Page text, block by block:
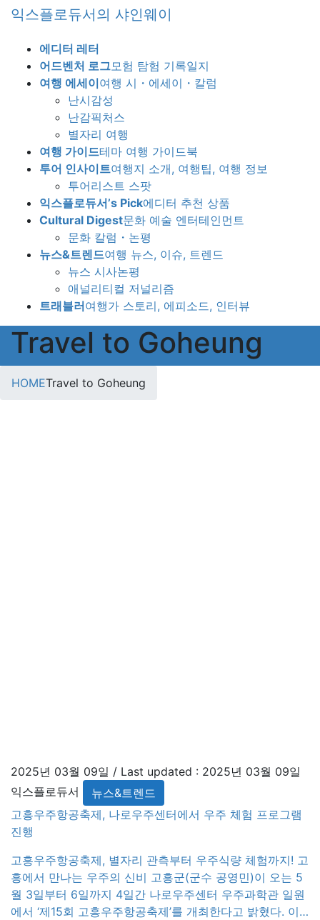
Skip
Skip
Navigation
익스플로듀서의 샤인웨이
에디터 레터
어드벤처 로그모험 탐험 기록일지
여행 에세이여행 시・에세이・칼럼
난시감성
난감픽처스
별자리 여행
여행 가이드테마 여행 가이드북
투어 인사이트여행지 소개, 여행팁, 여행 정보
투어리스트 스팟
익스플로듀서’s Pick에디터 추천 상품
Cultural Digest문화 예술 엔터테인먼트
문화 칼럼・논평
뉴스&트렌드여행 뉴스, 이슈, 트렌드
뉴스 시사논평
애널리티컬 저널리즘
트래블러여행가 스토리, 에피소드, 인터뷰
Travel to Goheung
HOMETravel to Goheung
2025년 03월 09일 / Last updated : 2025년 03월 09일
익스플로듀서
뉴스&트렌드
고흥우주항공축제, 나로우주센터에서 우주 체험 프로그램
진행
고흥우주항공축제, 별자리 관측부터 우주식량 체험까지! 고
흥에서 만나는 우주의 신비 고흥군(군수 공영민)이 오는 5
월 3일부터 6일까지 4일간 나로우주센터 우주과학관 일원
에서 ‘제15회 고흥우주항공축제’를 개최한다고 밝혔다. 이